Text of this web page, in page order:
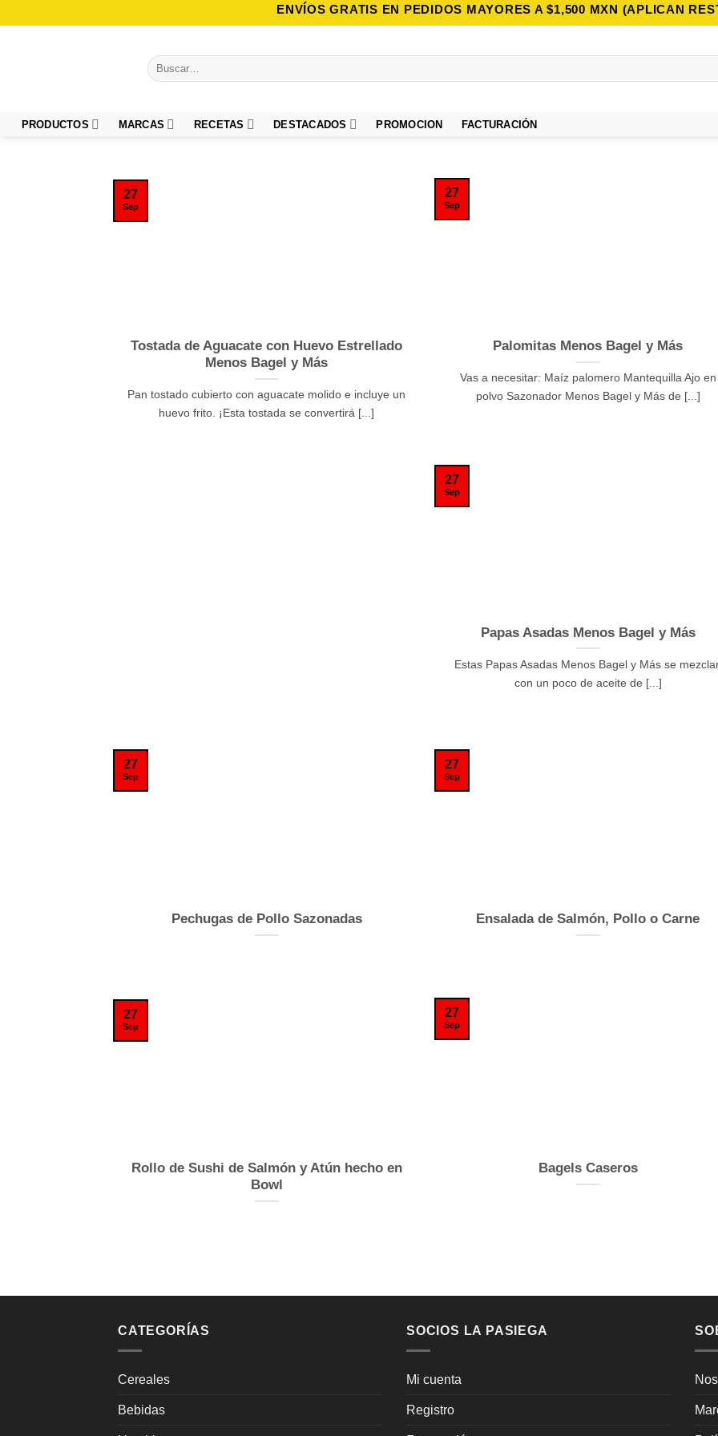
al
ENVÍOS GRATIS EN PEDIDOS MAYORES A $1,500 MXN (APLICAN
Buscar
por:
PRODUCTOS MARCAS RECETAS DESTACADOS PROMOCION FACTURACIÓN
Tostada de Aguacate con Huevo Estrellado
Menos Bagel y Más
Pan tostado cubierto con aguacate molido e incluye un
huevo frito. ¡Esta tostada se convertirá [...]
27
Sep
Palomitas Menos Bagel y Más
Vas a necesitar: Maíz palomero Mantequilla Ajo en
polvo Sazonador Menos Bagel y Más de [...]
27
Sep
Papas Asadas Menos Bagel y Más
Estas Papas Asadas Menos Bagel y Más se
con un poco de aceite de [...]
27
Sep
Pechugas de Pollo Sazonadas
27
Sep
Ensalada de Salmón, Pollo o Carne
27
Sep
Rollo de Sushi de Salmón y Atún hecho en
Bowl
27
Sep
Bagels Caseros
27
Sep
CATEGORÍAS
Cereales
Bebidas
SOCIOS LA PASIEGA
Mi cuenta
Registro